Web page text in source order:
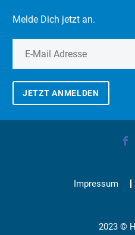
Melde Dich jetzt an.
JETZT ANMELDEN
Impressum
2023 ©